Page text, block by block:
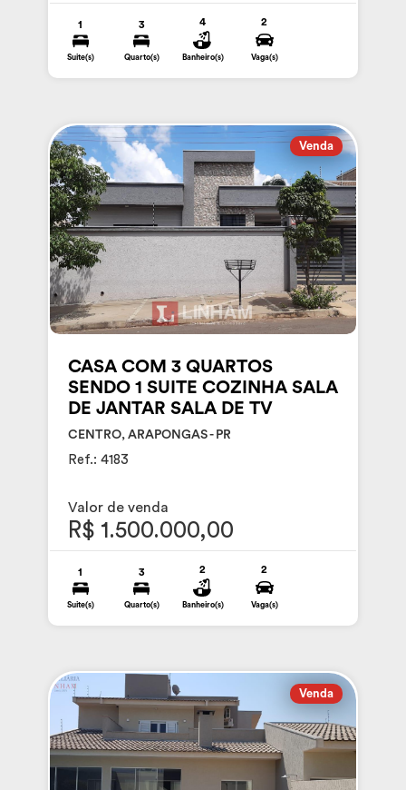
1
Suite(s)
3
Quarto(s)
4
Banheiro(s)
2
Vaga(s)
Venda
CASA COM 3 QUARTOS
SENDO 1 SUITE COZINHA SALA
DE JANTAR SALA DE TV
CENTRO, ARAPONGAS - PR
Ref.: 4183
Valor de venda
R$ 1.500.000,00
1
Suite(s)
3
Quarto(s)
2
Banheiro(s)
2
Vaga(s)
Venda